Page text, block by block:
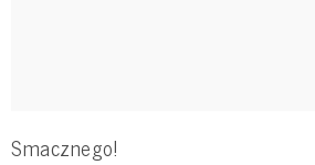
Smacznego!